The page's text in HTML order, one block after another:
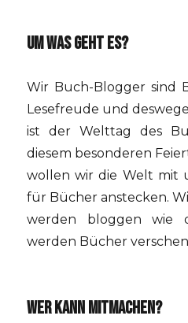
UM WAS GEHT ES?
Wir Buch-Blogger sind
Lesefreude und
ist der Welttag des
diesem besonderen
wollen wir die Welt mit
für Bücher anstecken.
werden bloggen wie
werden Bücher
WER KANN MITMACHEN?